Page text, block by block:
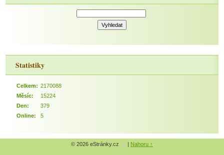
Statistiky
Online: 5
Celkem: 2170088
Měsíc:
15224
Den:
379
© 2026 eStránky.cz | Nahoru ↑